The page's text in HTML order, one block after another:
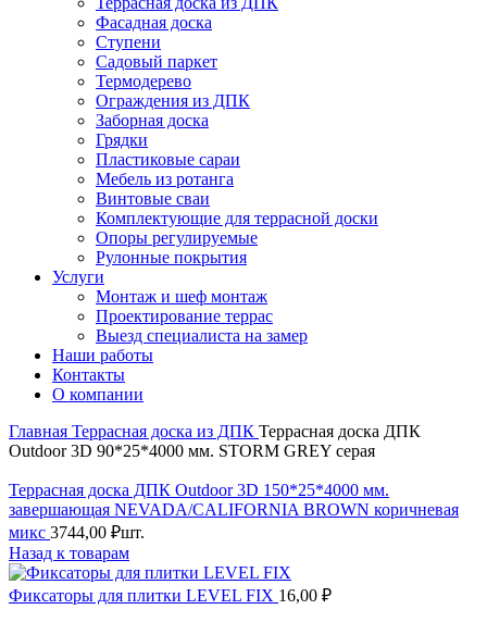
Фасадная доска
Ступени
Садовый паркет
Термодерево
Ограждения из ДПК
Заборная доска
Грядки
Пластиковые сараи
Мебель из ротанга
Винтовые сваи
Комплектующие для террасной доски
Опоры регулируемые
Рулонные покрытия
Услуги
Монтаж и шеф монтаж
Проектирование террас
Выезд специалиста на замер
Наши работы
Контакты
О компании
Главная Террасная доска из ДПК Террасная доска ДПК
Outdoor 3D 90*25*4000 мм. STORM GREY серая
Террасная доска ДПК Outdoor 3D 150*25*4000 мм.
завершающая NEVADA/CALIFORNIA BROWN коричневая
микс 3744,00 ₽шт.
Назад к товарам
Фиксаторы для плитки LEVEL FIX 16,00 ₽